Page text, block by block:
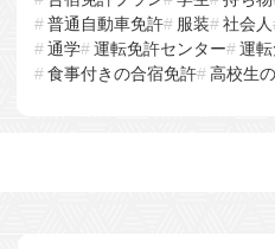
普通自動車免許
服装 社会人
通学
運転免許センター
運
食事付きの合宿免許
高校生